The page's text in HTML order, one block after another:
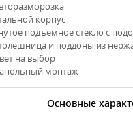
корпус
подъемное стекло с
и поддоны из
на выбор
монтаж
Основные